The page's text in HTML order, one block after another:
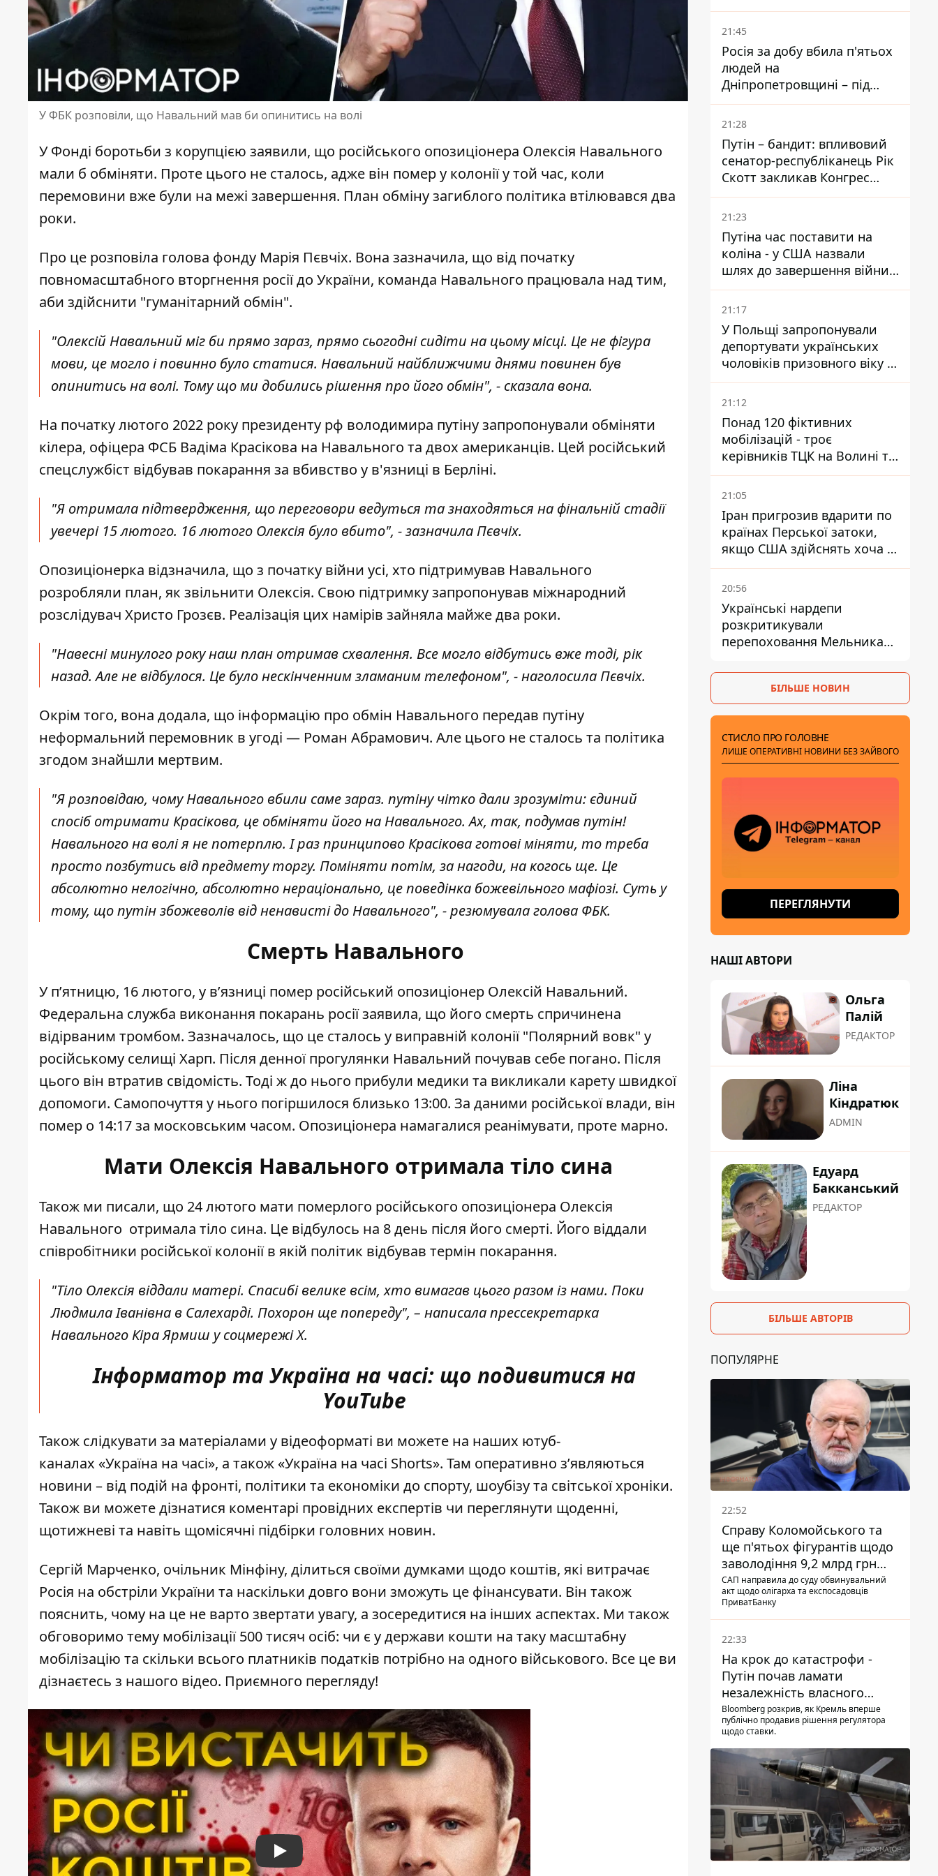
У ФБК розповіли, що Навальний мав би опинитись на волі
У Фонді боротьби з корупцією заявили, що російського опозиціонера Олексія Навального
мали б обміняти. Проте цього не сталось, адже він помер у колонії у той час, коли
перемовини вже були на межі завершення. План обміну загиблого політика втілювався два
роки.
Про це розповіла голова фонду Марія Пєвчіх. Вона зазначила, що від початку
повномасштабного вторгнення росії до України, команда Навального працювала над тим,
аби здійснити "гуманітарний обмін".
"Олексій Навальний міг би прямо зараз, прямо сьогодні сидіти на цьому місці. Це не фігура
мови, це могло і повинно було статися. Навальний найближчими днями повинен був
опинитись на волі. Тому що ми добились рішення про його обмін", - сказала вона.
На початку лютого 2022 року президенту рф володимира путіну запропонували обміняти
кілера, офіцера ФСБ Вадіма Красікова на Навального та двох американців. Цей російський
спецслужбіст відбував покарання за вбивство у в'язниці в Берліні.
"Я отримала підтвердження, що переговори ведуться та знаходяться на фінальній стадії
увечері 15 лютого. 16 лютого Олексія було вбито", - зазначила Пєвчіх.
Опозиціонерка відзначила, що з початку війни усі, хто підтримував Навального
розробляли план, як звільнити Олексія. Свою підтримку запропонував міжнародний
розслідувач Христо Грозєв. Реалізація цих намірів зайняла майже два роки.
"Навесні минулого року наш план отримав схвалення. Все могло відбутись вже тоді, рік
назад. Але не відбулося. Це було нескінченним зламаним телефоном", - наголосила Пєвчіх.
Окрім того, вона додала, що інформацію про обмін Навального передав путіну
неформальний перемовник в угоді — Роман Абрамович. Але цього не сталось та політика
згодом знайшли мертвим.
"Я розповідаю, чому Навального вбили саме зараз. путіну чітко дали зрозуміти: єдиний
спосіб отримати Красікова, це обміняти його на Навального. Ах, так, подумав путін!
Навального на волі я не потерплю. І раз принципово Красікова готові міняти, то треба
просто позбутись від предмету торгу. Поміняти потім, за нагоди, на когось ще. Це
абсолютно нелогічно, абсолютно нераціонально, це поведінка божевільного мафіозі. Суть у
тому, що путін збожеволів від ненависті до Навального", - резюмувала голова ФБК.
Смерть Навального
У пʼятницю, 16 лютого, у вʼязниці помер російський опозиціонер Олексій Навальний.
Федеральна служба виконання покарань росії заявила, що його смерть спричинена
відірваним тромбом. Зазначалось, що це сталось у виправній колонії "Полярний вовк" у
російському селищі Харп. Після денної прогулянки Навальний почував себе погано. Після
цього він втратив свідомість. Тоді ж до нього прибули медики та викликали карету швидкої
допомоги. Самопочуття у нього погіршилося близько 13:00. За даними російської влади, він
помер о 14:17 за московським часом. Опозиціонера намагалися реанімувати, проте марно.
Мати Олексія Навального отримала тіло сина
Також ми писали, що 24 лютого мати померлого російського опозиціонера Олексія
Навального отримала тіло сина. Це відбулось на 8 день після його смерті. Його віддали
співробітники російської колонії в якій політик відбував термін покарання.
"Тіло Олексія віддали матері. Спасибі велике всім, хто вимагав цього разом із нами. Поки
Людмила Іванівна в Салехарді. Похорон ще попереду", – написала прессекретарка
Навального Кіра Ярмиш у соцмережі X.
Інформатор та Україна на часі: що подивитися на
YouTube
Також слідкувати за матеріалами у відеоформаті ви можете на наших ютуб-
каналах «Україна на часі», а також«Україна на часі Shorts». Там оперативно зʼявляються
новини – від подій на фронті, політики та економіки до спорту, шоубізу та світської хроніки.
Також ви можете дізнатися коментарі провідних експертів чи переглянути щоденні,
щотижневі та навіть щомісячні підбірки головних новин.
Сергій Марченко, очільник Мінфіну, ділиться своїми думками щодо коштів, які витрачає
Росія на обстріли України та наскільки довго вони зможуть це фінансувати. Він також
пояснить, чому на це не варто звертати увагу, а зосередитися на інших аспектах. Ми також
обговоримо тему мобілізації 500 тисяч осіб: чи є у держави кошти на таку масштабну
мобілізацію та скільки всього платників податків потрібно на одного військового. Все це ви
дізнаєтесь з нашого відео. Приємного перегляду!
Play
біль – він очолив народне
голосування
21:45
Росія за добу вбила п'ятьох
людей на
Дніпропетровщині – під
ударами опинилися п'ять
районів області
21:28
Путін – бандит: впливовий
сенатор-республіканець Рік
Скотт закликав Конгрес
притягнути РФ до
відповідальності за війну в
Україні
21:23
Путіна час поставити на
коліна - у США назвали
шлях до завершення війни -
National Security Journal
21:17
У Польщі запропонували
депортувати українських
чоловіків призовного віку -
кого це може торкнутися
21:12
Понад 120 фіктивних
мобілізацій - троє
керівників ТЦК на Волині та
Буковині отримали підозри
за фейкові звіти
21:05
Іран пригрозив вдарити по
країнах Перської затоки,
якщо США здійснять хоча б
одну атаку - Reuters
20:56
Українські нардепи
розкритикували
перепоховання Мельника
ізоляції
БІЛЬШЕ НОВИН
СТИСЛО ПРО ГОЛОВНЕ
ЛИШЕ ОПЕРАТИВНІ НОВИНИ БЕЗ ЗАЙВОГО
ПЕРЕГЛЯНУТИ
НАШІ АВТОРИ
Ольга
Палій
РЕДАКТОР
Ліна
Кіндратюк
ADMIN
Едуард
Бакканський
РЕДАКТОР
БІЛЬШЕ АВТОРІВ
ПОПУЛЯРНЕ
22:52
Справу Коломойського та
ще п'ятьох фігурантів щодо
заволодіння 9,2 млрд грн
ПриватБанку скерували до
суду
САП направила до суду обвинувальний
акт щодо олігарха та експосадовців
ПриватБанку
22:33
На крок до катастрофи -
Путін почав ламати
незалежність власного
Центробанку, змусивши
знизити базову ставку
Bloomberg розкрив, як Кремль вперше
публічно продавив рішення регулятора
щодо ставки.